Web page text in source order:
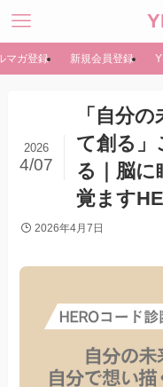
マガ登録 新規会員登録
「自分
て創る」
る｜脳に
覚ます
2026
4/07
2026年4月7日